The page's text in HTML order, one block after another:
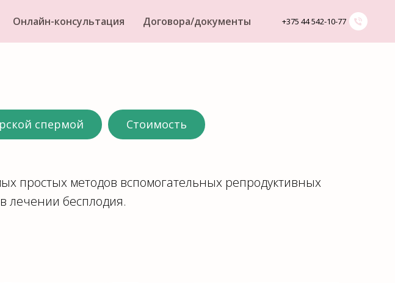
Онлайн-консультация Договора/документы +375 44 542-10-77
спермой Стоимость
простых методов вспомогательных репродуктивных
лечении бесплодия.